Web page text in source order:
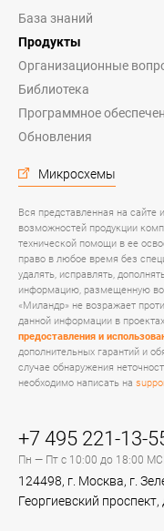
База знаний
Продукты
Организационные
Библиотека
Программное
Обновления
Микросхемы
Вся представленная на
возможностей продукции
технической помощи в ее
право в любое время без
удалять, исправлять,
информацию, размещенную во
«Миландр» не возражает
данной информации в
предоставления и
дополнительных гарантий и
случае обнаружения
необходимо написать на
+7 495 221-13-
Пн — Пт с 10:00 до 18:00
124498, г. Москва, г.
Георгиевский